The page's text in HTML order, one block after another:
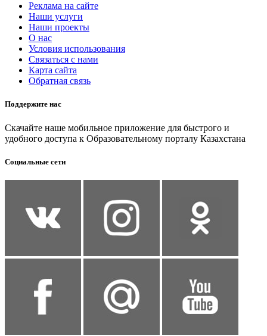
Реклама на сайте
Наши услуги
Наши проекты
О нас
Условия использования
Связаться с нами
Карта сайта
Обратная связь
Поддержите нас
Скачайте наше мобильное приложение для быстрого и
удобного доступа к Образовательному порталу Казахстана
Социальные сети